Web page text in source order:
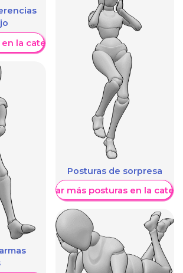
la categoría
Posturas de sorpresa
Mostrar más posturas en la